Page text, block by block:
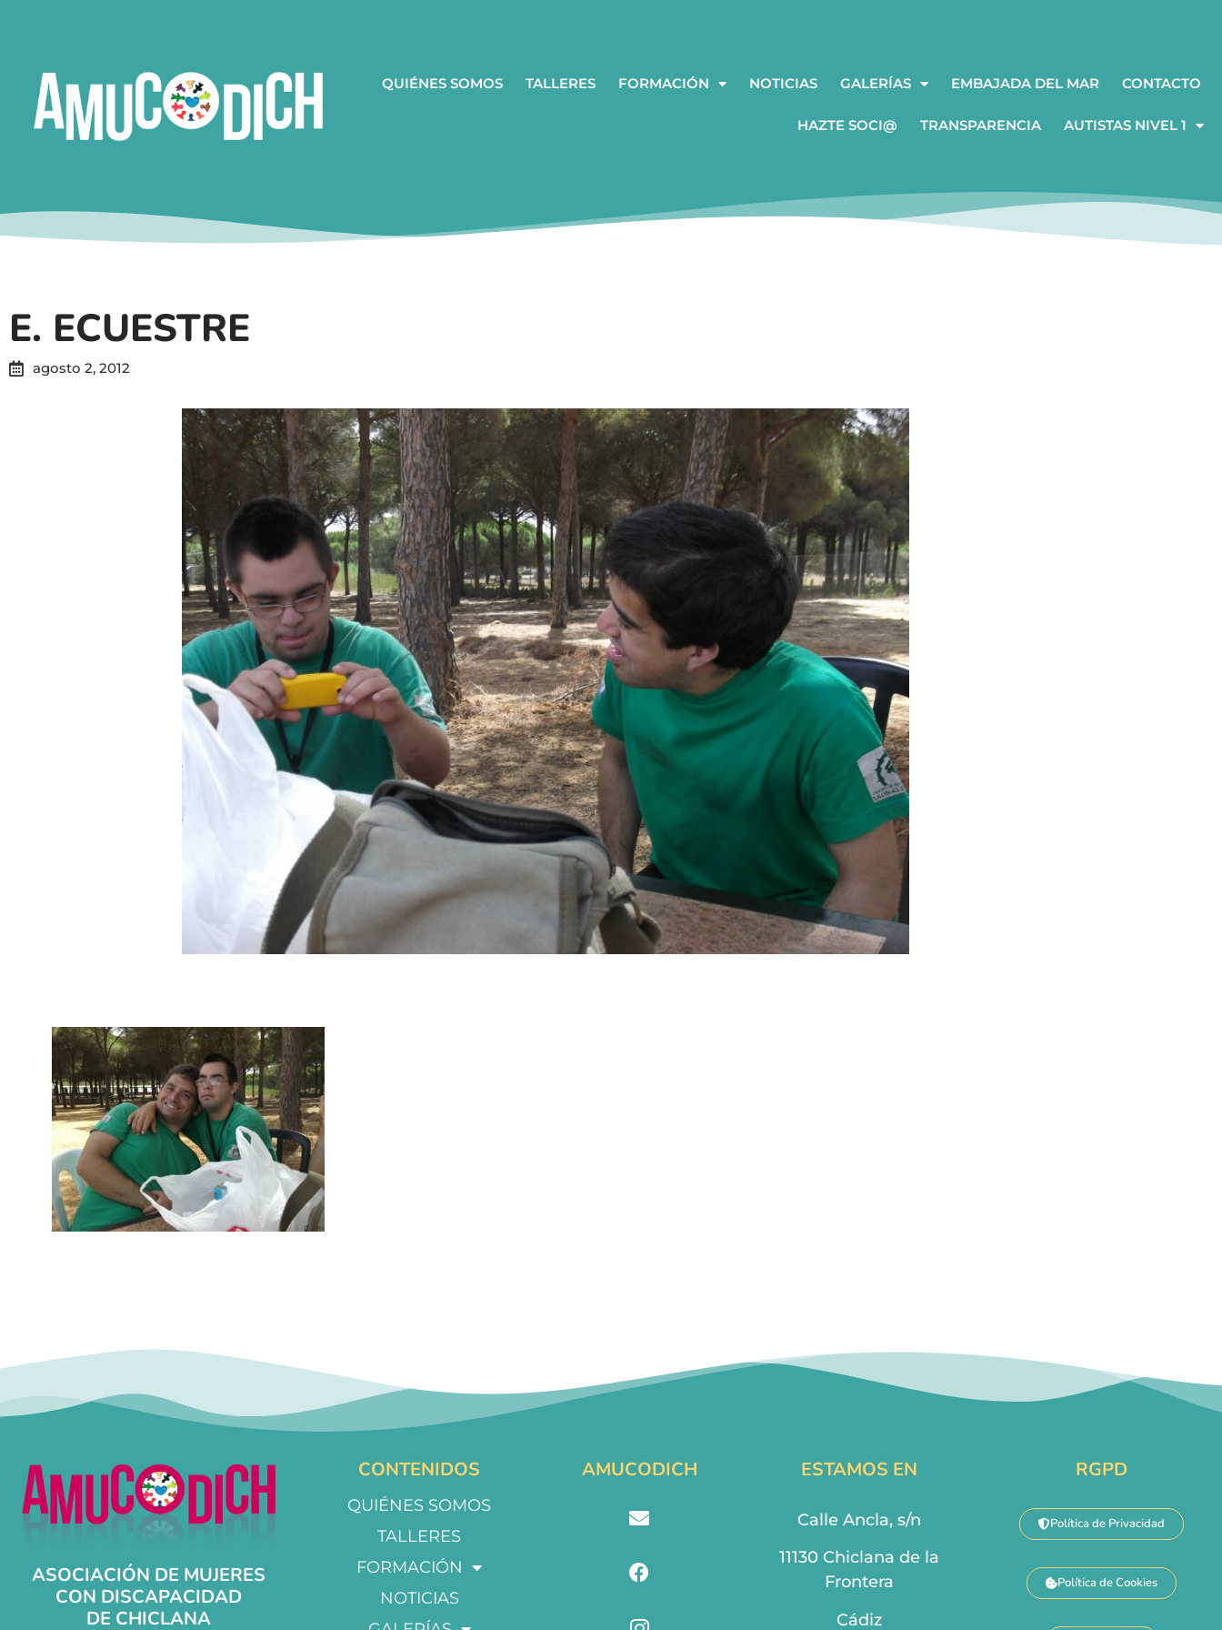
QUIÉNES SOMOS TALLERES FORMACIÓN NOTICIAS GALERÍAS EMBAJADA DEL MAR CONTACTO
HAZTE SOCI@ TRANSPARENCIA AUTISTAS NIVEL 1
E. ECUESTRE
agosto 2, 2012
ASOCIACIÓN DE MUJERES
CON DISCAPACIDAD
DE CHICLANA
CONTENIDOS
QUIÉNES SOMOS
TALLERES
FORMACIÓN
NOTICIAS
AMUCODICH ESTAMOS EN
Calle Ancla, s/n
11130 Chiclana de la
Frontera
Cádiz
RGPD
Política de Privacidad
Política de Cookies